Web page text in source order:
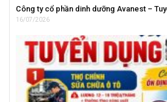
Công ty cổ phần dinh dưỡng Avanest –
16/07/2026